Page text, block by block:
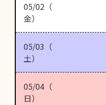
05/02（
金）
05/03（
土）
05/04（
日）